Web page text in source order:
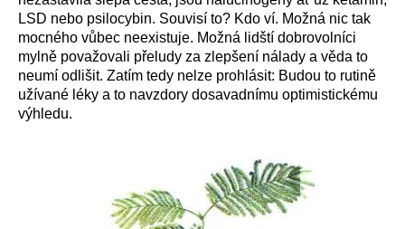
LSD nebo psilocybin. Souvisí to? Kdo ví. Možná nic tak
mocného vůbec neexistuje. Možná lidští dobrovolníci
mylně považovali přeludy za zlepšení nálady a věda to
neumí odlišit. Zatím tedy nelze prohlásit: Budou to rutině
užívané léky a to navzdory dosavadnímu optimistickému
výhledu.